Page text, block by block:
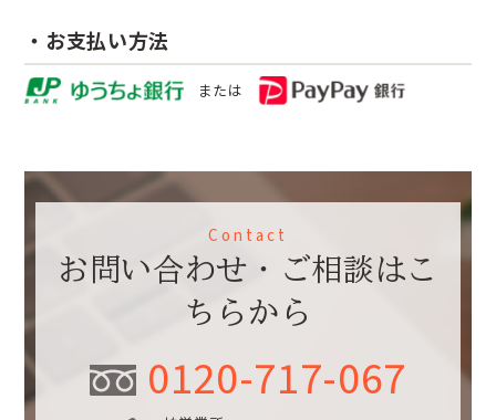
・お支払い方法
または
Contact
お問い合わせ・ご相談はこ
ちらから
0120-717-067